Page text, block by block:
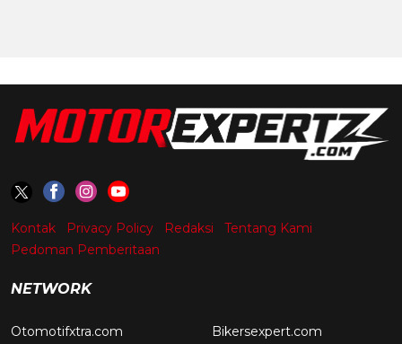
Kontak Privacy Policy Redaksi
Tentang Kami
Pedoman Pemberitaan
NETWORK
Otomotifxtra.com Bikersexpert.com